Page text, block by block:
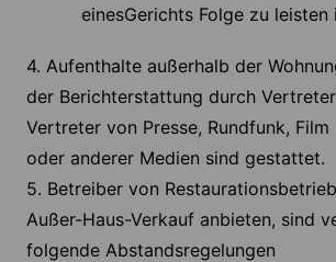
einesGerichts Folge zu leisten
4. Aufenthalte außerhalb der
der Berichterstattung durch
Vertreter von Presse, Rundfunk, Film
oder anderer Medien sind gestattet.
5. Betreiber von
Außer-Haus-Verkauf anbieten, sind
folgende Abstandsregelungen